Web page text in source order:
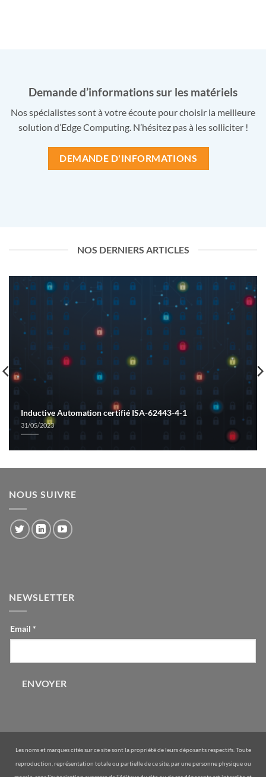
Demande d’informations sur les matériels
Nos spécialistes sont à votre écoute pour choisir la meilleure
solution d’Edge Computing. N’hésitez pas à les solliciter !
DEMANDE D'INFORMATIONS
NOS DERNIERS ARTICLES
Inductive Automation certifié ISA-62443-4-1
31/05/2023
NOUS SUIVRE
NEWSLETTER
CONTACT-
Email *
ENVOYER
Les noms et marques cités sur ce site sont la propriété de leurs déposants respectifs. Toute
reproduction, représentation totale ou partielle de ce site, par une personne physique ou